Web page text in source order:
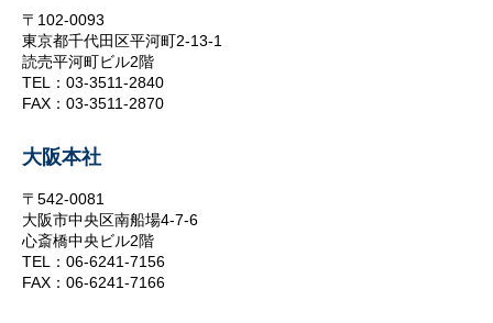
〒102-0093
東京都千代田区平河町2-13-1
読売平河町ビル2階
TEL：03-3511-2840
FAX：03-3511-2870
大阪本社
〒542-0081
大阪市中央区南船場4-7-6
心斎橋中央ビル2階
TEL：06-6241-7156
FAX：06-6241-7166